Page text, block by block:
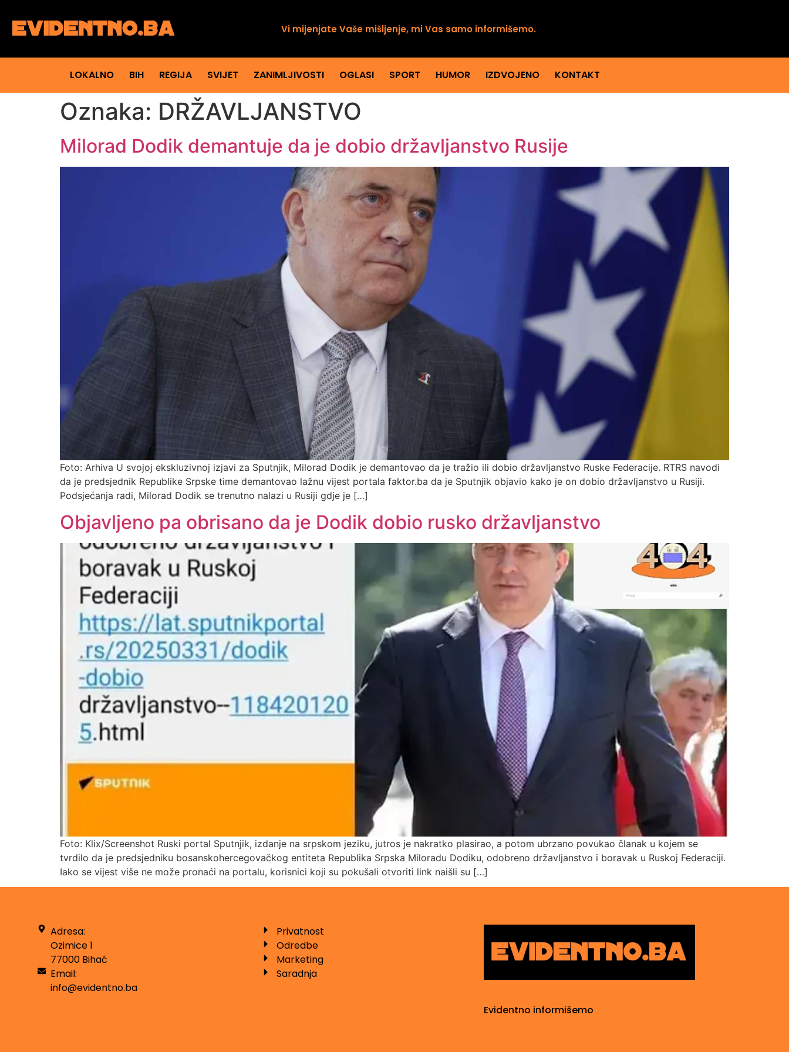
Vi mijenjate Vaše mišljenje, mi Vas samo informišemo.
LOKALNO BIH REGIJA SVIJET ZANIMLJIVOSTI OGLASI SPORT HUMOR IZDVOJENO KONTAKT
Oznaka: DRŽAVLJANSTVO
Milorad Dodik demantuje da je dobio državljanstvo Rusije
Foto: Arhiva U svojoj ekskluzivnoj izjavi za Sputnjik, Milorad Dodik je demantovao da je tražio ili dobio državljanstvo Ruske Federacije. RTRS navodi
da je predsjednik Republike Srpske time demantovao lažnu vijest portala faktor.ba da je Sputnjik objavio kako je on dobio državljanstvo u Rusiji.
Podsjećanja radi, Milorad Dodik se trenutno nalazi u Rusiji gdje je […]
Objavljeno pa obrisano da je Dodik dobio rusko državljanstvo
Foto: Klix/Screenshot Ruski portal Sputnjik, izdanje na srpskom jeziku, jutros je nakratko plasirao, a potom ubrzano povukao članak u kojem se
tvrdilo da je predsjedniku bosanskohercegovačkog entiteta Republika Srpska Miloradu Dodiku, odobreno državljanstvo i boravak u Ruskoj Federaciji.
Iako se vijest više ne može pronaći na portalu, korisnici koji su pokušali otvoriti link naišli su […]
Adresa:
Ozimice 1
77000 Bihać
Email:
info@evidentno.ba
Privatnost
Odredbe
Marketing
Saradnja
Evidentno informišemo